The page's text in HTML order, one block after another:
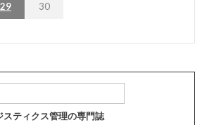
29
30
スティクス管理の専門誌